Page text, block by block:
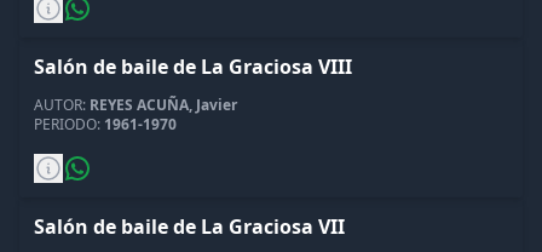
Salón de baile de La Graciosa VIII
AUTOR: REYES ACUÑA, Javier
PERIODO: 1961-1970
Salón de baile de La Graciosa VII